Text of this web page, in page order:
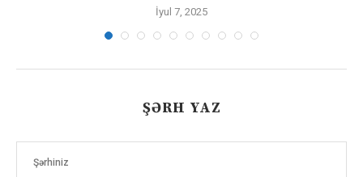
İyul 7, 2025
ŞƏRH YAZ